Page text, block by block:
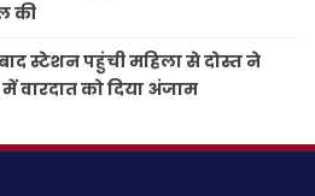
की
स्टेशन पहुंची महिला से दोस्त ने
वारदात को दिया अंजाम